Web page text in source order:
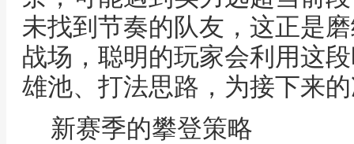
未找到节奏的队友，这正是
战场，聪明的玩家会利用这
雄池、打法思路，为接下来
新赛季的攀登策略